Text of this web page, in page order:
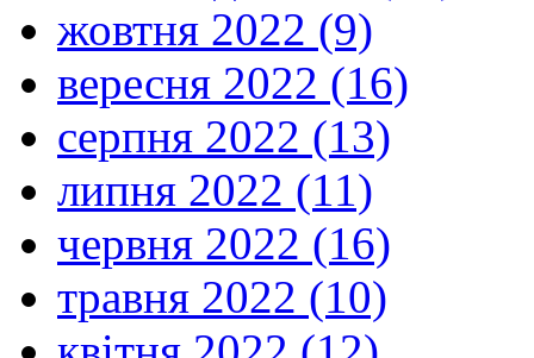
жовтня 2022 (9)
вересня 2022 (16)
серпня 2022 (13)
липня 2022 (11)
червня 2022 (16)
травня 2022 (10)